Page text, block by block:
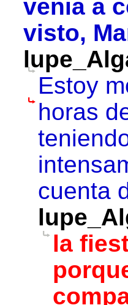
venia a
visto,
Estoy
horas
cuenta
la